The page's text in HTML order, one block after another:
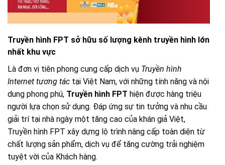
Truyền hình FPT sở hữu số lượng kênh truyền hình lớn
nhất khu vực
Là đơn vị tiên phong cung cấp dịch vụ Truyền hình
Internet tương tác tại Việt Nam, với những tính năng và nội
dung phong phú, Truyền hình FPT hiện được hàng triệu
người lựa chọn sử dụng. Đáp ứng sự tin tưởng và nhu cầu
giải trí tại nhà ngày một tăng cao của khán giả Việt,
Truyền hình FPT xây dựng lộ trình nâng cấp toàn diện từ
chất lượng sản phẩm, dịch vụ để tăng cường trải nghiệm
tuyệt vời của Khách hàng.